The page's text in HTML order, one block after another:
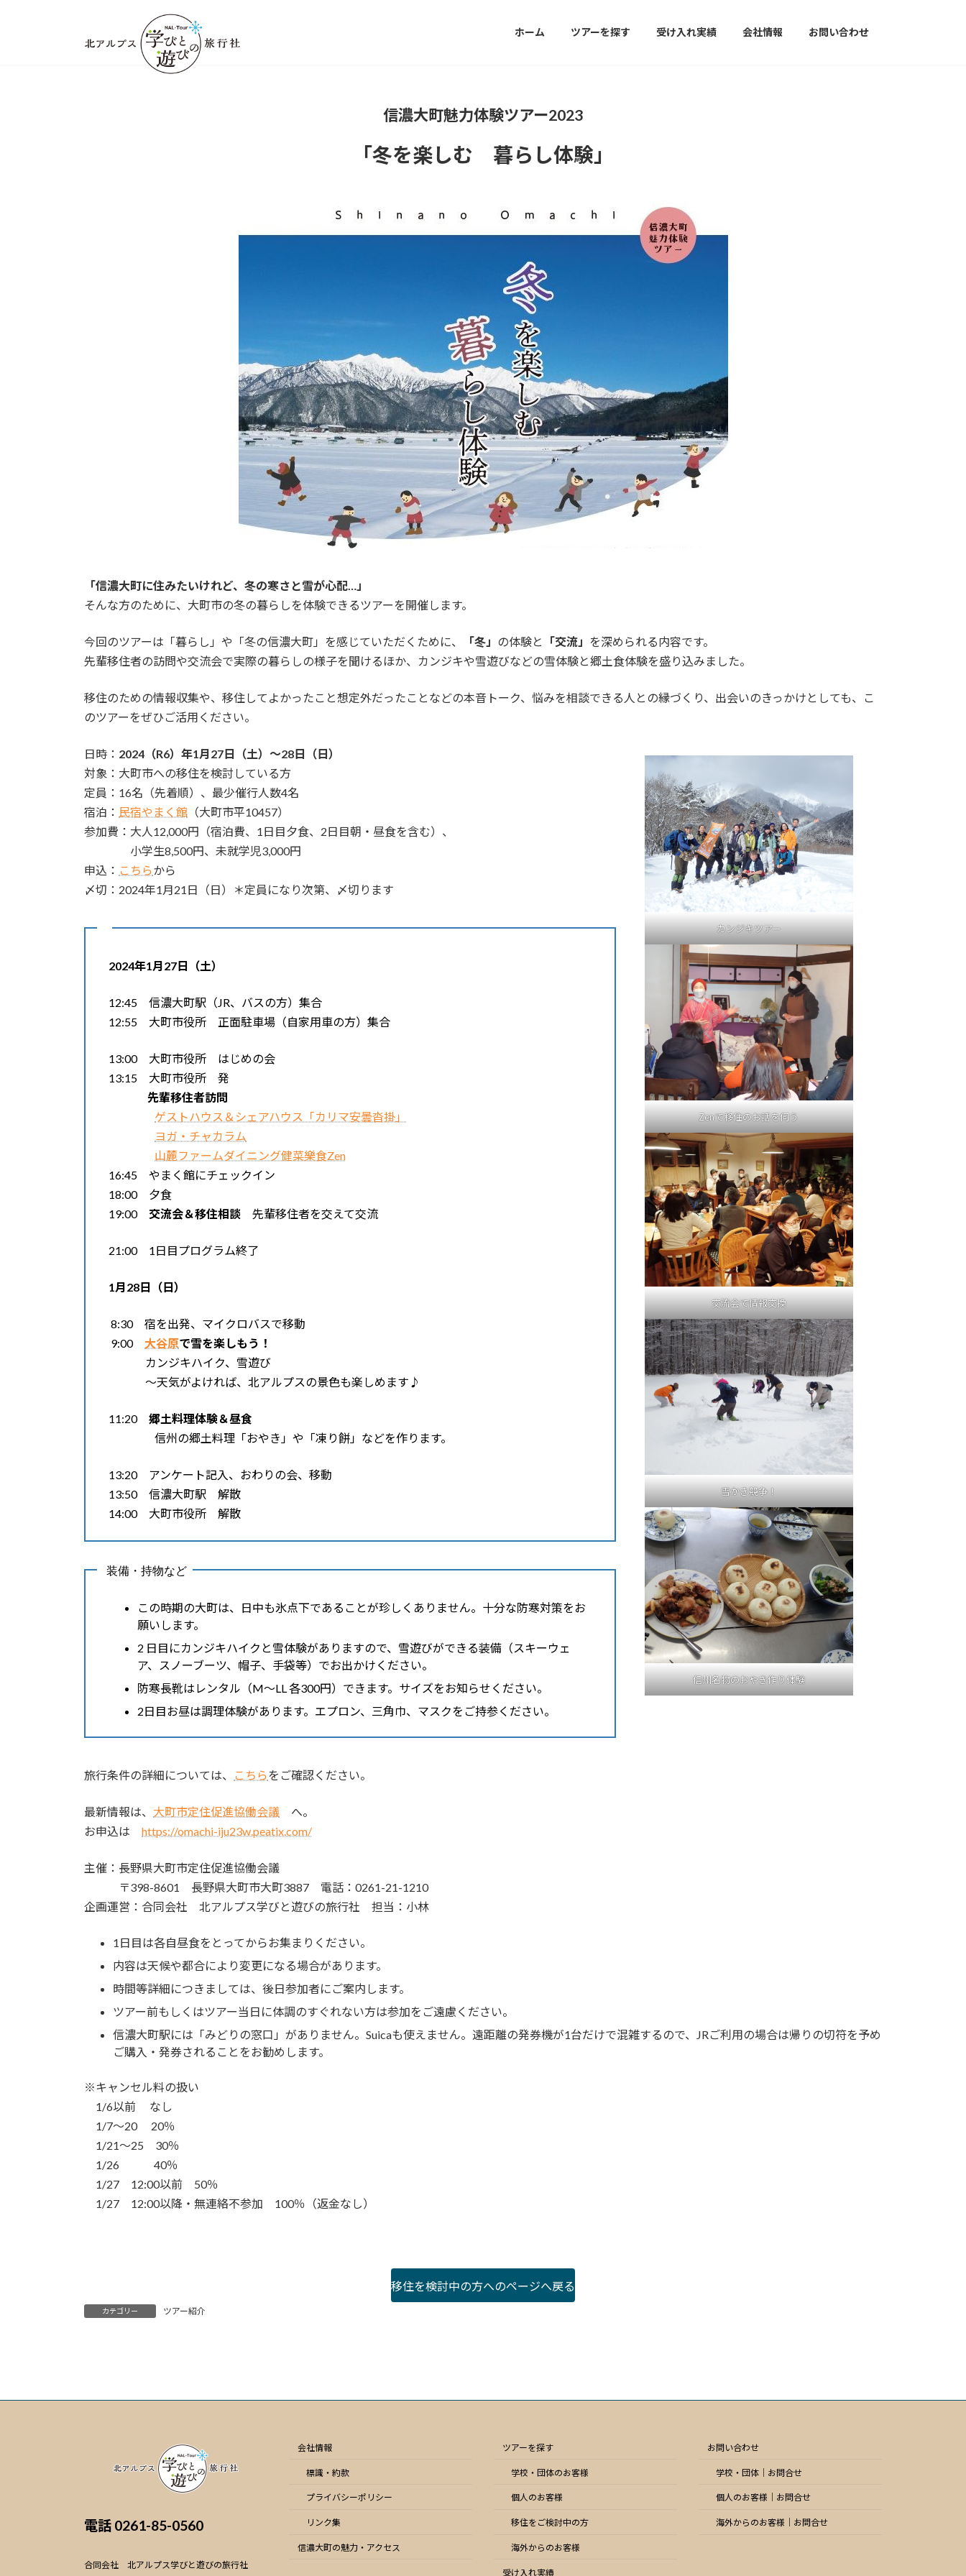
ホーム ツアーを探す 受け入れ実績 会社情報 お問い合わせ
信濃大町魅力体験ツアー2023​
「冬を楽しむ 暮らし体験」​
「信濃大町に住みたいけれど、冬の寒さと雪が心配…」
そんな方のために、大町市の冬の暮らしを体験できるツアーを開催します。
今回のツアーは「暮らし」や「冬の信濃大町」を感じていただくために、 「冬」 の体験と 「交流」 を深められる内容です。
先輩移住者の訪問や交流会で実際の暮らしの様子を聞けるほか、カンジキや雪遊びなどの雪体験と郷土食体験を盛り込みました。
移住のための情報収集や、移住してよかったこと想定外だったことなどの本音トーク、悩みを相談できる人との縁づくり、出会いのきっかけとしても、こ
のツアーをぜひご活用ください。
日時： 2024（R6）年1月27日（土）～28日（日）
対象：大町市への移住を検討している方
定員：16名（先着順）、最少催行人数4名
宿泊： 民宿やまく館 （大町市平10457）
参加費：大人12,000円（宿泊費、1日目夕食、2日目朝・昼食を含む）、
小学生8,500円、未就学児3,000円
申込： こちらから
〆切：2024年1月21日（日）＊定員になり次第、〆切ります
2024年1月27日（土）
12:45 信濃大町駅（JR、バスの方）集合
12:55 大町市役所 正面駐車場（自家用車の方）集合
13:00 大町市役所 はじめの会
13:15 大町市役所 発
先輩移住者訪問
ゲストハウス＆シェアハウス「カリマ安曇沓掛」
ヨガ・チャカラム
山麓ファームダイニング健菜樂食Zen
16:45 やまく館にチェックイン
18:00 夕食
19:00 交流会＆移住相談 先輩移住者を交えて交流
21:00 1日目プログラム終了
1月28日（日）
8:30 宿を出発、マイクロバスで移動
9:00 大谷原で雪を楽しもう！
カンジキハイク、雪遊び
～天気がよければ、北アルプスの景色も楽しめます♪
11:20 郷土料理体験＆昼食
信州の郷土料理「おやき」や「凍り餅」などを作ります。
13:20 アンケート記入、おわりの会、移動
13:50 信濃大町駅 解散
14:00 大町市役所 解散
装備・持物など
この時期の大町は、日中も氷点下であることが珍しくありません。十分な防寒対策をお
願いします。
2 日目にカンジキハイクと雪体験がありますので、雪遊びができる装備（スキーウェ
ア、スノーブーツ、帽子、手袋等）でお出かけください。
防寒長靴はレンタル（M～LL 各300円）できます。サイズをお知らせください。
2日目お昼は調理体験があります。エプロン、三角巾、マスクをご持参ください。
カンジキツアー
Zenで移住のお話を伺う
交流会で情報交換
雪かき競争！
信州名物のおやき作り体験
旅行条件の詳細については、 こちらをご確認ください。
最新情報は、 大町市定住促進協働会議 へ。
お申込は https://omachi-iju23w.peatix.com/
主催：長野県大町市定住促進協働会議
〒398-8601 長野県大町市大町3887 電話：0261-21-1210
企画運営：合同会社 北アルプス学びと遊びの旅行社 担当：小林
1日目は各自昼食をとってからお集まりください。
内容は天候や都合により変更になる場合があります。
時間等詳細につきましては、後日参加者にご案内します。
ツアー前もしくはツアー当日に体調のすぐれない方は参加をご遠慮ください。
信濃大町駅には「みどりの窓口」がありません。Suicaも使えません。遠距離の発券機が1台だけで混雑するので、JRご利用の場合は帰りの切符を予め
ご購入・発券されることをお勧めします。
※キャンセル料の扱い
1/6以前 なし
1/7～20 20％
1/21～25 30％
1/26 40％
1/27 12:00以前 50％
1/27 12:00以降・無連絡不参加 100％（返金なし）
移住を検討中の方へのページへ戻る
カテゴリー ツアー紹介
電話 0261-85-0560
合同会社 北アルプス学びと遊びの旅行社
会社情報
標識・約款
プライバシーポリシー
リンク集
信濃大町の魅力・アクセス
ツアーを探す
学校・団体のお客様
個人のお客様
移住をご検討中の方
海外からのお客様
受け入れ実績
お問い合わせ
学校・団体｜お問合せ
個人のお客様｜お問合せ
海外からのお客様｜お問合せ